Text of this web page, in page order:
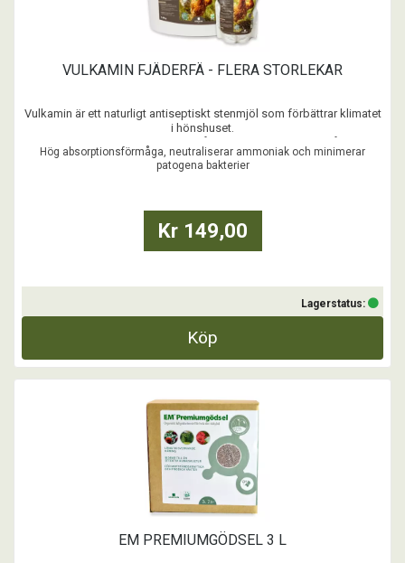
VULKAMIN FJÄDERFÄ - FLERA STORLEKAR
Vulkamin är ett naturligt antiseptiskt stenmjöl som förbättrar klimatet
i hönshuset.
Det vulkaniska stenmjölet är rikt på zeolit, mineraler och spårämnen
och har en mycket hög absorptionsförmåga. Det neutraliserar
ammoniak och patogena bakterier i underlag och gödsel, vilket
Hög absorptionsförmåga, neutraliserar ammoniak och minimerar
patogena bakterier
Kr 149,00
Lagerstatus:
Köp
EM PREMIUMGÖDSEL 3 L